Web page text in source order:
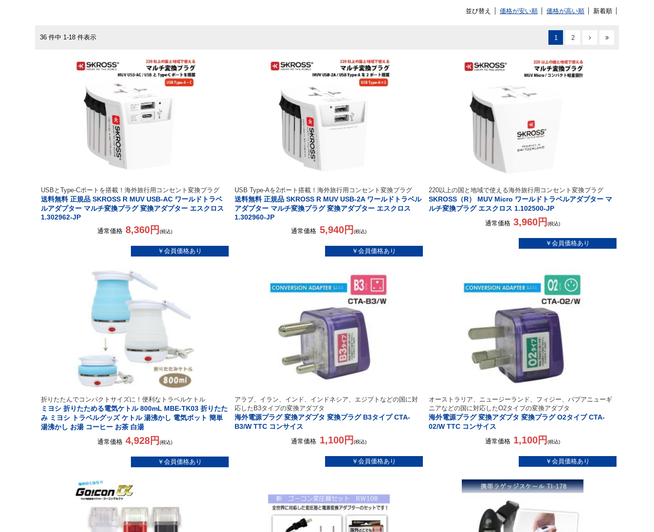
並び替え 価格が安い順 価格が高い順 新着順
36 件中 1-18 件表示 1 2
USBとType-Cポートを搭載！海外旅行用コンセント変換プラグ
送料無料 正規品 SKROSS R MUV USB-AC ワールドトラベ
ルアダプター マルチ変換プラグ 変換アダプター エスクロス
1.302962-JP
通常価格 8,360円(税込)
USB Type-Aを2ポート搭載！海外旅行用コンセント変換プラグ
送料無料 正規品 SKROSS R MUV USB-2A ワールドトラベル
アダプター マルチ変換プラグ 変換アダプター エスクロス
1.302960-JP
通常価格 5,940円 (税込)
220以上の国と地域で使える海外旅行用コンセント変換プラグ
SKROSS（R） MUV Micro ワールドトラベルアダプター マ
ルチ変換プラグ エスクロス 1.102500-JP
通常価格 3,960円(税込)
折りたたんでコンパクトサイズに！便利なトラベルケトル
ミヨシ 折りたためる電気ケトル 800mL MBE-TK03 折りたた
み ミヨシ トラベルグッズ ケトル 湯沸かし 電気ポット 簡単
湯沸かし お湯 コーヒー お茶 白湯
通常価格 4,928円(税込)
アラブ、イラン、インド、インドネシア、エジプトなどの国に対
応したB3タイプの変換アダプタ
海外電源プラグ 変換アダプタ 変換プラグ B3タイプ CTA-
B3/W TTC コンサイス
通常価格 1,100円 (税込)
オーストラリア、ニュージーランド、フィジー、パプアニューギ
ニアなどの国に対応したO2タイプの変換アダプタ
海外電源プラグ 変換アダプタ 変換プラグ O2タイプ CTA-
02/W TTC コンサイス
通常価格 1,100円(税込)